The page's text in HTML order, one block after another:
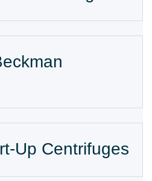
Up Centrifuges